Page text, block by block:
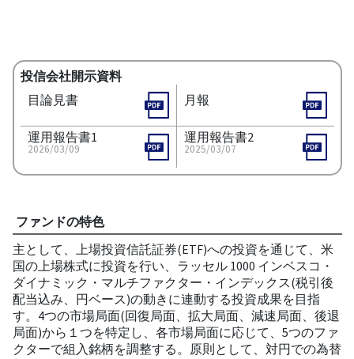
投信会社開示資料
目論見書
月報
運用報告書1
2026/03/09
運用報告書2
2025/03/07
ファンドの特色
主として、上場投資信託証券(ETF)への投資を通じて、米
国の上場株式に投資を行い、ラッセル 1000 インベスコ・
ダイナミック・マルチファクター・インデックス(税引後
配当込み、円ベース)の動きに連動する投資成果を目指
す。4つの市場局面(回復局面、拡大局面、減速局面、後退
局面)から１つを特定し、各市場局面に応じて、5つのファ
クターで組入銘柄を調整する。原則として、対円での為替